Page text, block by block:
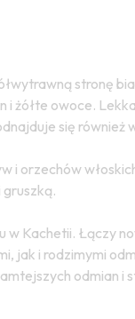
stronę
żółte owoce.
się
i orzechów
gruszką.
w Kachetii. Łączy
jak i rodzimymi
odmian i